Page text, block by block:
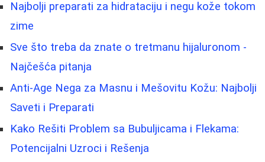
Najbolji preparati za hidrataciju i negu kože tokom
zime
Sve što treba da znate o tretmanu hijaluronom -
Najčešća pitanja
Anti-Age Nega za Masnu i Mešovitu Kožu: Najbolji
Saveti i Preparati
Kako Rešiti Problem sa Bubuljicama i Flekama:
Potencijalni Uzroci i Rešenja